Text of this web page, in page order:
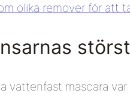
olika remover för att
vattenfast mascara